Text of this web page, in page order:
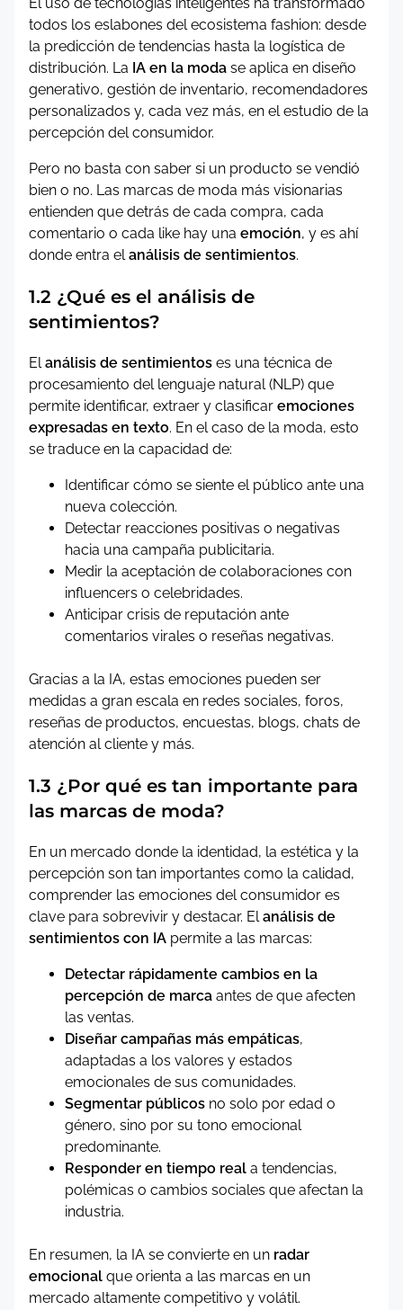
todos los eslabones del ecosistema fashion: desde
la predicción de tendencias hasta la logística de
distribución. La IA en la moda se aplica en diseño
generativo, gestión de inventario, recomendadores
personalizados y, cada vez más, en el estudio de la
percepción del consumidor.
Pero no basta con saber si un producto se vendió
bien o no. Las marcas de moda más visionarias
entienden que detrás de cada compra, cada
comentario o cada like hay una emoción, y es ahí
donde entra elanálisis de sentimientos.
1.2 ¿Qué es el análisis de
sentimientos?
Elanálisis de sentimientos es una técnica de
procesamiento del lenguaje natural (NLP) que
permite identificar, extraer y clasificar emociones
expresadas en texto. En el caso de la moda, esto
se traduce en la capacidad de:
Identificar cómo se siente el público ante una
nueva colección.
Detectar reacciones positivas o negativas
hacia una campaña publicitaria.
Medir la aceptación de colaboraciones con
influencers o celebridades.
Anticipar crisis de reputación ante
comentarios virales o reseñas negativas.
Gracias a la IA, estas emociones pueden ser
medidas a gran escala en redes sociales, foros,
reseñas de productos, encuestas, blogs, chats de
atención al cliente y más.
1.3 ¿Por qué es tan importante para
las marcas de moda?
En un mercado donde la identidad, la estética y la
percepción son tan importantes como la calidad,
comprender las emociones del consumidor es
clave para sobrevivir y destacar. Elanálisis de
sentimientos con IA permite a las marcas:
Detectar rápidamente cambios en la
percepción de marca antes de que afecten
las ventas.
Diseñar campañas más empáticas,
adaptadas a los valores y estados
emocionales de sus comunidades.
Segmentar públicos no solo por edad o
género, sino por su tono emocional
predominante.
Responder en tiempo real a tendencias,
polémicas o cambios sociales que afectan la
industria.
En resumen, la IA se convierte en un radar
emocional que orienta a las marcas en un
mercado altamente competitivo y volátil.